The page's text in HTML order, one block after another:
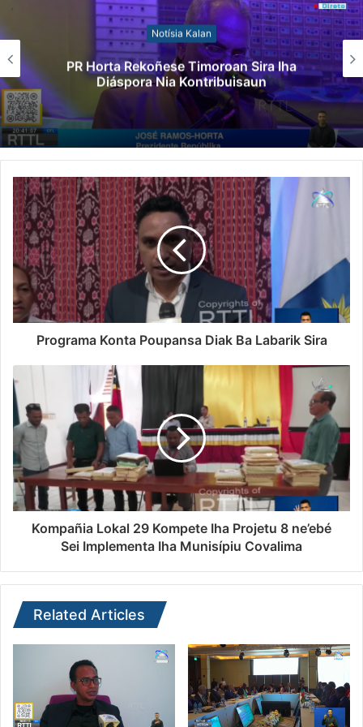
Notísia Kalan
PR Horta Rekoñese Timoroan Sira Iha
Diáspora Nia Kontribuisaun
Programa Konta Poupansa Diak Ba Labarik Sira
Kompañia Lokal 29 Kompete Iha Projetu 8 ne’ebé
Sei Implementa Iha Munisípiu Covalima
Related Articles